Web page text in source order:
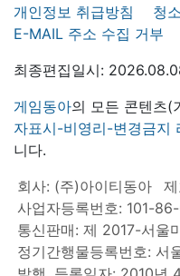
개인정보 취급방침
청
E-MAIL 주소 수집 거부
최종편집일시:
게임동아의 모든 콘텐츠(
자표시-비영리-변경금지
니다.
회사: (주)아이티동아
사업자등록번호: 101-
통신판매: 제 2017-서울
정기간행물등록번호: 서